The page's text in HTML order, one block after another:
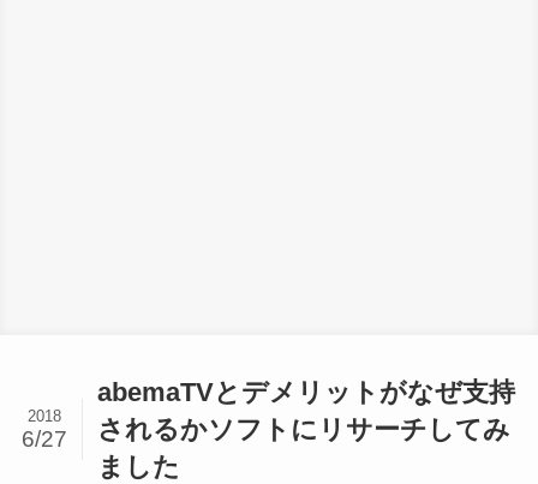
abemaTVとデメリットがなぜ支持
されるかソフトにリサーチしてみ
ました
2018
6/27